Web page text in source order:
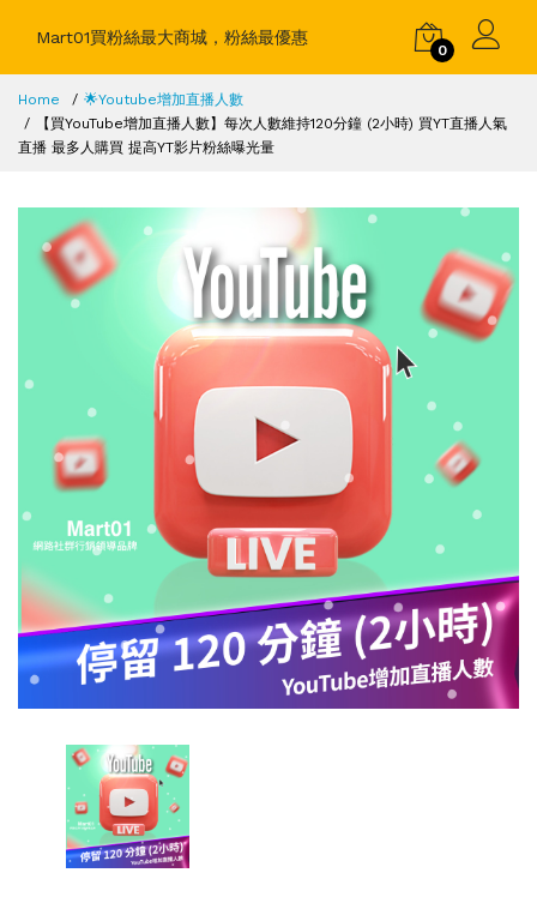
Mart01買粉絲最大商城，粉絲最優惠
0
Home
🌟Youtube增加直播人數
【買YouTube增加直播人數】每次人數維持120分鐘 (2小時) 買YT直播人氣
直播 最多人購買 提高YT影片粉絲曝光量